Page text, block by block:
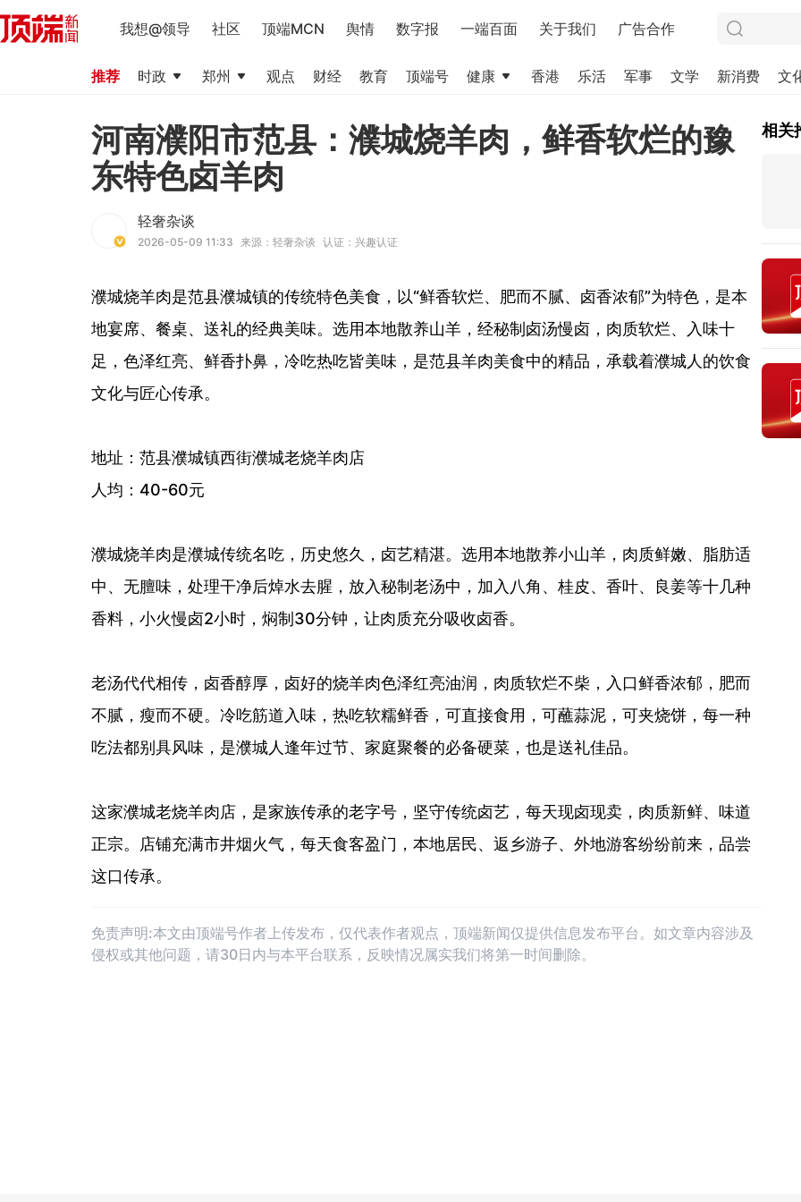
我想@领导 社区 顶端MCN 舆情 数字报 一端百面 关于我们 广告合作
推荐 时政 郑州 观点 财经 教育 顶端号 健康 香港 乐活 军事 文学 新消费 文
河南濮阳市范县：濮城烧羊肉，鲜香软烂的豫
东特色卤羊肉
轻奢杂谈
2026-05-09 11:33 来源：轻奢杂谈 认证：兴趣认证
濮城烧羊肉是范县濮城镇的传统特色美食，以“鲜香软烂、肥而不腻、卤香浓郁”为特色，是本
地宴席、餐桌、送礼的经典美味。选用本地散养山羊，经秘制卤汤慢卤，肉质软烂、入味十
足，色泽红亮、鲜香扑鼻，冷吃热吃皆美味，是范县羊肉美食中的精品，承载着濮城人的饮食
文化与匠心传承。
地址：范县濮城镇西街濮城老烧羊肉店
人均：40-60元
濮城烧羊肉是濮城传统名吃，历史悠久，卤艺精湛。选用本地散养小山羊，肉质鲜嫩、脂肪适
中、无膻味，处理干净后焯水去腥，放入秘制老汤中，加入八角、桂皮、香叶、良姜等十几种
香料，小火慢卤2小时，焖制30分钟，让肉质充分吸收卤香。
老汤代代相传，卤香醇厚，卤好的烧羊肉色泽红亮油润，肉质软烂不柴，入口鲜香浓郁，肥而
不腻，瘦而不硬。冷吃筋道入味，热吃软糯鲜香，可直接食用，可蘸蒜泥，可夹烧饼，每一种
吃法都别具风味，是濮城人逢年过节、家庭聚餐的必备硬菜，也是送礼佳品。
这家濮城老烧羊肉店，是家族传承的老字号，坚守传统卤艺，每天现卤现卖，肉质新鲜、味道
正宗。店铺充满市井烟火气，每天食客盈门，本地居民、返乡游子、外地游客纷纷前来，品尝
这口传承。
免责声明:本文由顶端号作者上传发布，仅代表作者观点，顶端新闻仅提供信息发布平台。如文章内容涉及
侵权或其他问题，请30日内与本平台联系，反映情况属实我们将第一时间删除。
相关